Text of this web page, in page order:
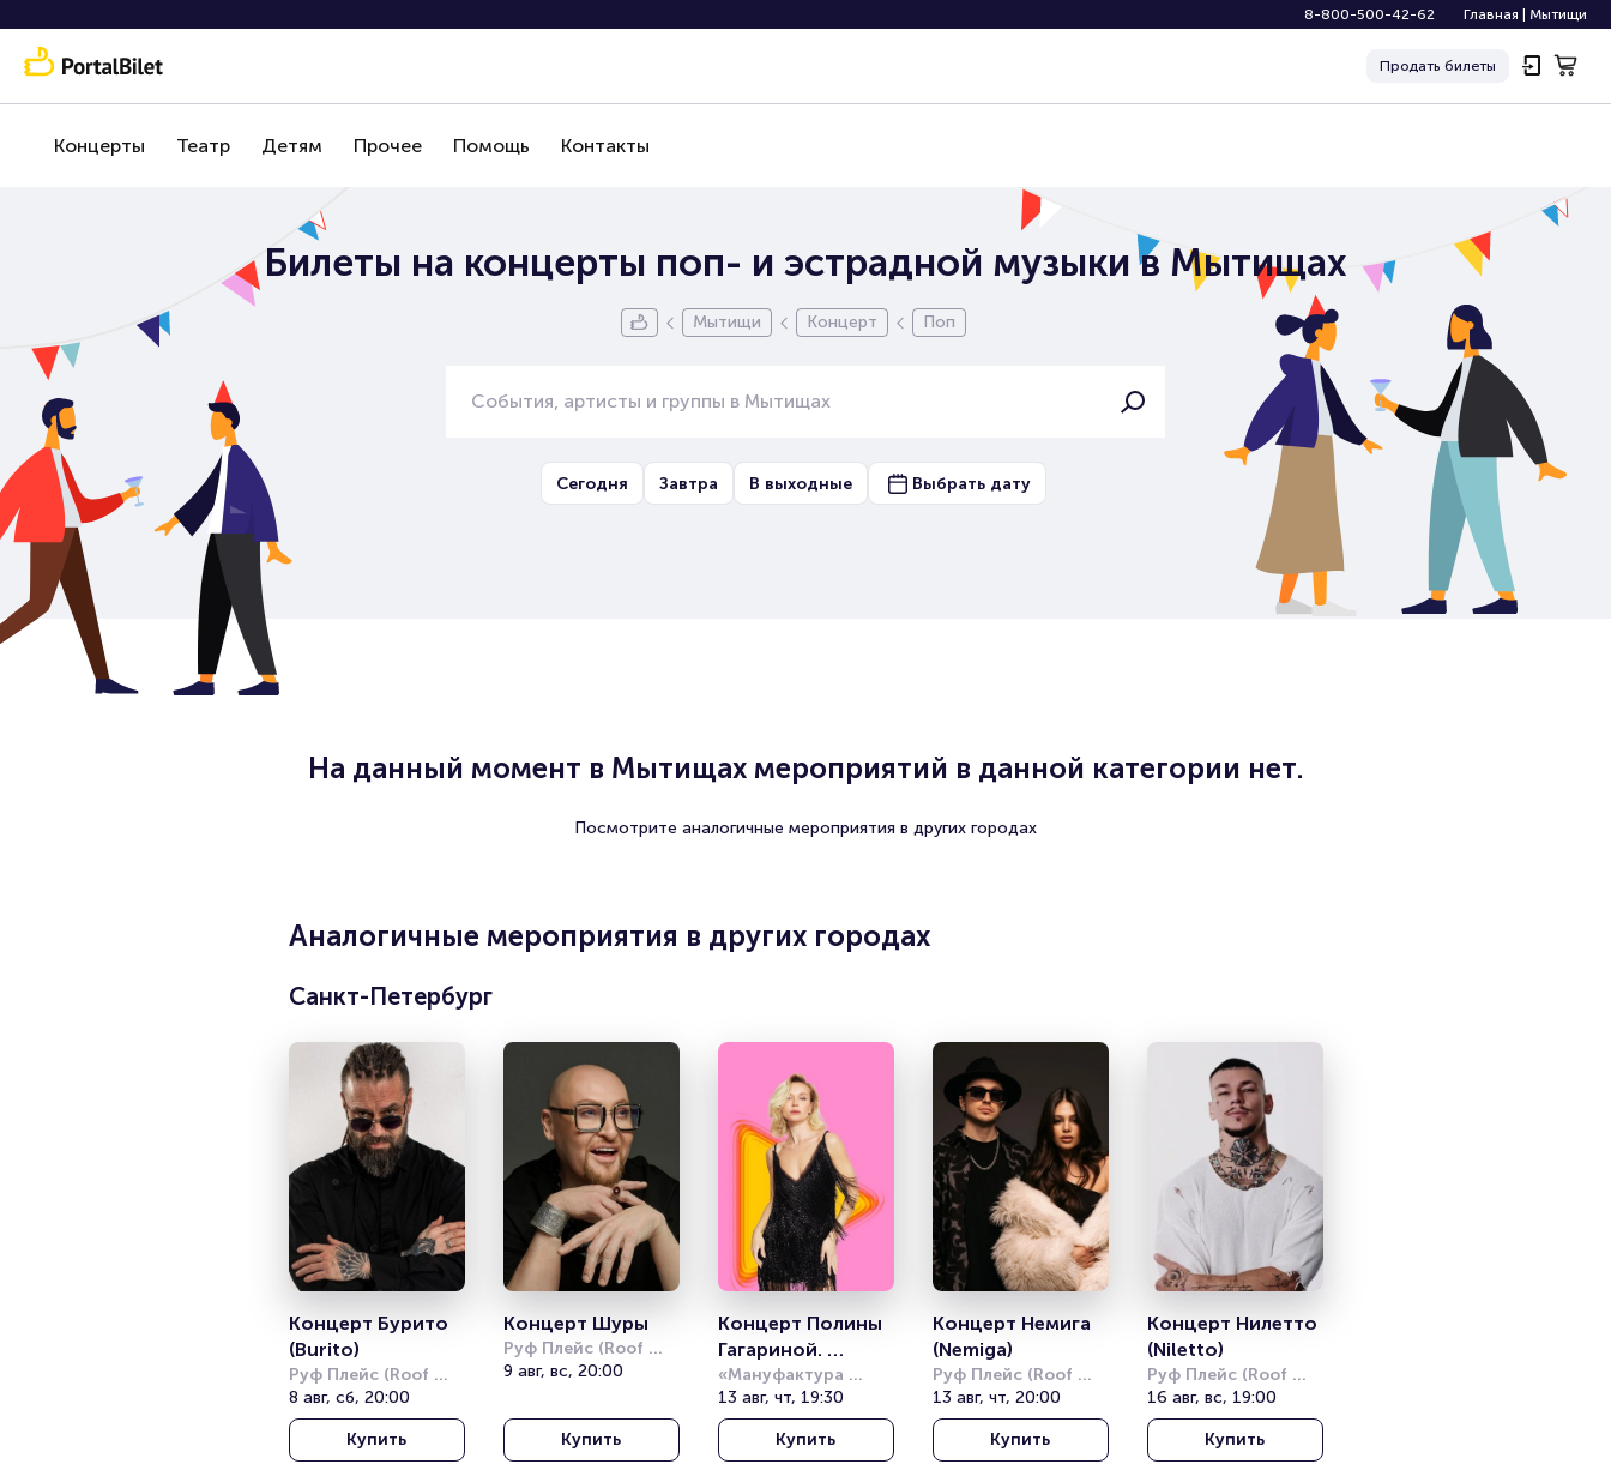
8-800-500-42-62 Главная Мытищи
Продать билеты
Концерты Театр Детям Прочее Помощь Контакты
Билеты на концерты поп- и эстрадной музыки в Мытищах
Мытищи Концерт Поп
Сегодня Завтра В выходные Выбрать дату
На данный момент в Мытищах мероприятий в данной категории нет.
Посмотрите аналогичные мероприятия в других городах
Аналогичные мероприятия в других городах
Санкт-Петербург
Концерт Бурито
(Burito)
Руф Плейс (Roof
Place)
8 авг, сб, 20:00
Купить
Концерт Шуры
Руф Плейс (Roof
Place)
9 авг, вс, 20:00
Купить
Концерт Полины
Гагариной.
Summer Sound
«Мануфактура
10/12»
13 авг, чт, 19:30
Купить
Концерт Немига
(Nemiga)
Руф Плейс (Roof
Place)
13 авг, чт, 20:00
Купить
Концерт Нилетто
(Niletto)
Руф Плейс (Roof
Place)
16 авг, вс, 19:00
Купить